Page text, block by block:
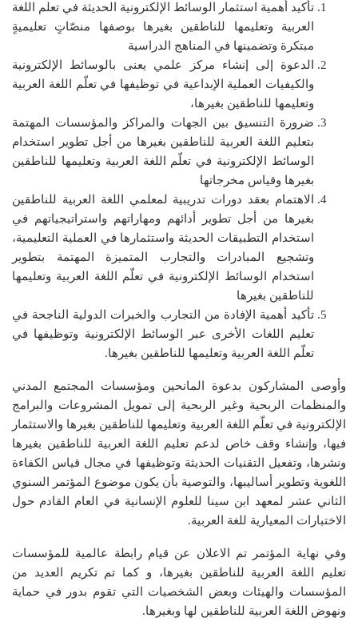
تأكيد أهمية استثمار الوسائط الإلكترونية الحديثة في تعلم اللغة
العربية وتعليمها للناطقين بغيرها بوصفها منصّاتٍ تعليميةٍ
مبتكرة وتضمينها في المناهج الدراسية
الدعوة إلى إنشاء مركز علمي يعنى بالوسائط الإلكترونية
والكيفيات العملية الإبداعية في توظيفها في تعلّم اللغة العربية
وتعليمها للناطقين بغيرها،
ضرورة التنسيق بين الجهات والمراكز والمؤسسات المهتمة
بتعليم اللغة العربية للناطقين بغيرها من أجل تطوير استخدام
الوسائط الإلكترونية في تعلّم اللغة العربية وتعليمها للناطقين
بغيرها وقياس مخرجاتها
الاهتمام بعقد دورات تدريبية لمعلمي اللغة العربية للناطقين
بغيرها من أجل تطوير أدائهم ومهاراتهم واستراتيجياتهم في
استخدام التطبيقات الحديثة واستثمارها في العملية التعليمية،
وتشجيع المبادرات والتجارب المتميزة المهتمة بتطوير
استخدام الوسائط الإلكترونية في تعلّم اللغة العربية وتعليمها
للناطقين بغيرها
تأكيد أهمية الإفادة من التجارب والخبرات الدولية الناجحة في
تعليم اللغات الأخرى عبر الوسائط الإلكترونية وتوظيفها في
تعلّم اللغة العربية وتعليمها للناطقين بغيرها.
وأوصى المشاركون بدعوة المانحين ومؤسسات المجتمع المدني
والمنظمات الربحية وغير الربحية إلى تمويل المشروعات والبرامج
الإلكترونية في تعلّم اللغة العربية وتعليمها للناطقين بغيرها والاستثمار
فيها، وإنشاء وقف خاص لدعم تعليم اللغة العربية للناطقين بغيرها
ونشرها، وتفعيل التقنيات الحديثة وتوظيفها في مجال قياس الكفاءة
اللغوية وتطوير أساليبها، والتوصية بأن يكون موضوع المؤتمر السنوي
الثاني عشر لمعهد ابن سينا للعلوم الإنسانية في العام القادم حول
الاختبارات المعيارية للغة العربية.
وفي نهاية المؤتمر تم الاعلان عن قيام رابطة عالمية للمؤسسات
تعليم اللغة العربية للناطقين بغيرها، و كما تم تكريم العديد من
المؤسسات والهيئات وبعض الشخصيات التي تقوم بدور في حماية
ونهوض اللغة العربية للناطقين لها وبغيرها.